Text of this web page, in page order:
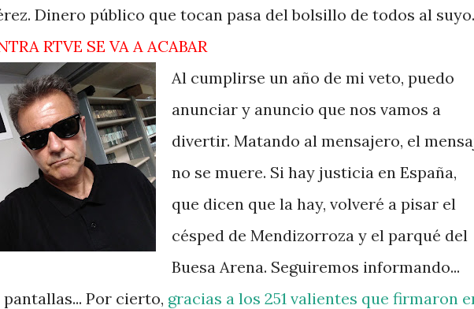
Dinero público que tocan pasa del bolsillo de todos al suyo.
RTVE SE VA A ACABAR
Al cumplirse un año de mi veto, puedo
anunciar y anuncio que nos vamos a
divertir. Matando al mensajero, el
no se muere. Si hay justicia en España,
que dicen que la hay, volveré a pisar el
césped de Mendizorroza y el parqué del
Buesa Arena. Seguiremos informando...
Por cierto, gracias a los 251 valientes que firmaron